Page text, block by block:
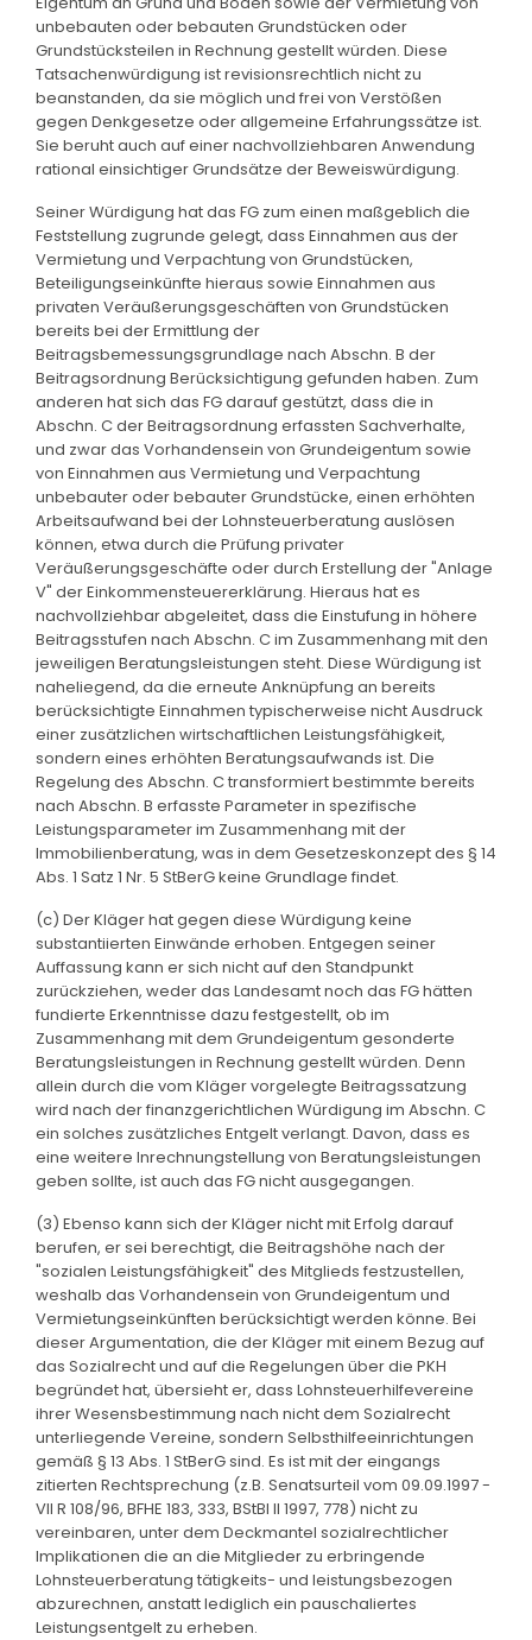
unbebauten oder bebauten Grundstücken oder
Grundstücksteilen in Rechnung gestellt würden. Diese
Tatsachenwürdigung ist revisionsrechtlich nicht zu
beanstanden, da sie möglich und frei von Verstößen
gegen Denkgesetze oder allgemeine Erfahrungssätze ist.
Sie beruht auch auf einer nachvollziehbaren Anwendung
rational einsichtiger Grundsätze der Beweiswürdigung.
Seiner Würdigung hat das FG zum einen maßgeblich die
Feststellung zugrunde gelegt, dass Einnahmen aus der
Vermietung und Verpachtung von Grundstücken,
Beteiligungseinkünfte hieraus sowie Einnahmen aus
privaten Veräußerungsgeschäften von Grundstücken
bereits bei der Ermittlung der
Beitragsbemessungsgrundlage nach Abschn. B der
Beitragsordnung Berücksichtigung gefunden haben. Zum
anderen hat sich das FG darauf gestützt, dass die in
Abschn. C der Beitragsordnung erfassten Sachverhalte,
und zwar das Vorhandensein von Grundeigentum sowie
von Einnahmen aus Vermietung und Verpachtung
unbebauter oder bebauter Grundstücke, einen erhöhten
Arbeitsaufwand bei der Lohnsteuerberatung auslösen
können, etwa durch die Prüfung privater
Veräußerungsgeschäfte oder durch Erstellung der "Anlage
V" der Einkommensteuererklärung. Hieraus hat es
nachvollziehbar abgeleitet, dass die Einstufung in höhere
Beitragsstufen nach Abschn. C im Zusammenhang mit den
jeweiligen Beratungsleistungen steht. Diese Würdigung ist
naheliegend, da die erneute Anknüpfung an bereits
berücksichtigte Einnahmen typischerweise nicht Ausdruck
einer zusätzlichen wirtschaftlichen Leistungsfähigkeit,
sondern eines erhöhten Beratungsaufwands ist. Die
Regelung des Abschn. C transformiert bestimmte bereits
nach Abschn. B erfasste Parameter in spezifische
Leistungsparameter im Zusammenhang mit der
Immobilienberatung, was in dem Gesetzeskonzept des § 14
Abs. 1 Satz 1 Nr. 5 StBerG keine Grundlage findet.
(c) Der Kläger hat gegen diese Würdigung keine
substantiierten Einwände erhoben. Entgegen seiner
Auffassung kann er sich nicht auf den Standpunkt
zurückziehen, weder das Landesamt noch das FG hätten
fundierte Erkenntnisse dazu festgestellt, ob im
Zusammenhang mit dem Grundeigentum gesonderte
Beratungsleistungen in Rechnung gestellt würden. Denn
allein durch die vom Kläger vorgelegte Beitragssatzung
wird nach der finanzgerichtlichen Würdigung im Abschn. C
ein solches zusätzliches Entgelt verlangt. Davon, dass es
eine weitere Inrechnungstellung von Beratungsleistungen
geben sollte, ist auch das FG nicht ausgegangen.
(3) Ebenso kann sich der Kläger nicht mit Erfolg darauf
berufen, er sei berechtigt, die Beitragshöhe nach der
"sozialen Leistungsfähigkeit" des Mitglieds festzustellen,
weshalb das Vorhandensein von Grundeigentum und
Vermietungseinkünften berücksichtigt werden könne. Bei
dieser Argumentation, die der Kläger mit einem Bezug auf
das Sozialrecht und auf die Regelungen über die PKH
begründet hat, übersieht er, dass Lohnsteuerhilfevereine
ihrer Wesensbestimmung nach nicht dem Sozialrecht
unterliegende Vereine, sondern Selbsthilfeeinrichtungen
gemäß § 13 Abs. 1 StBerG sind. Es ist mit der eingangs
zitierten Rechtsprechung (z.B. Senatsurteil vom 09.09.1997 -
VII R 108/96, BFHE 183, 333, BStBl II 1997, 778) nicht zu
vereinbaren, unter dem Deckmantel sozialrechtlicher
Implikationen die an die Mitglieder zu erbringende
Lohnsteuerberatung tätigkeits- und leistungsbezogen
abzurechnen, anstatt lediglich ein pauschaliertes
Leistungsentgelt zu erheben.